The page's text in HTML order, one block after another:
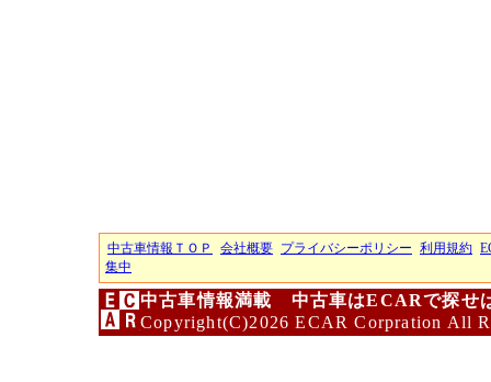
中古車情報ＴＯＰ 会社概要 プライバシーポリシー 利用規約
集中
中古車情報満載 中古車はECARで探せ
Copyright(C)2026 ECAR Corpration All